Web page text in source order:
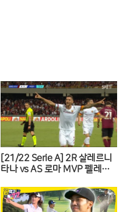
[21/22 Serie A] 2R 살레르니
타나 vs AS 로마 MVP 펠레그